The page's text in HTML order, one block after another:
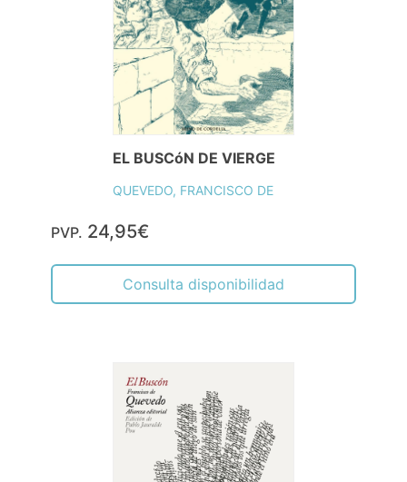
EL BUSCóN DE VIERGE
QUEVEDO, FRANCISCO DE
PVP. 24,95€
Consulta disponibilidad